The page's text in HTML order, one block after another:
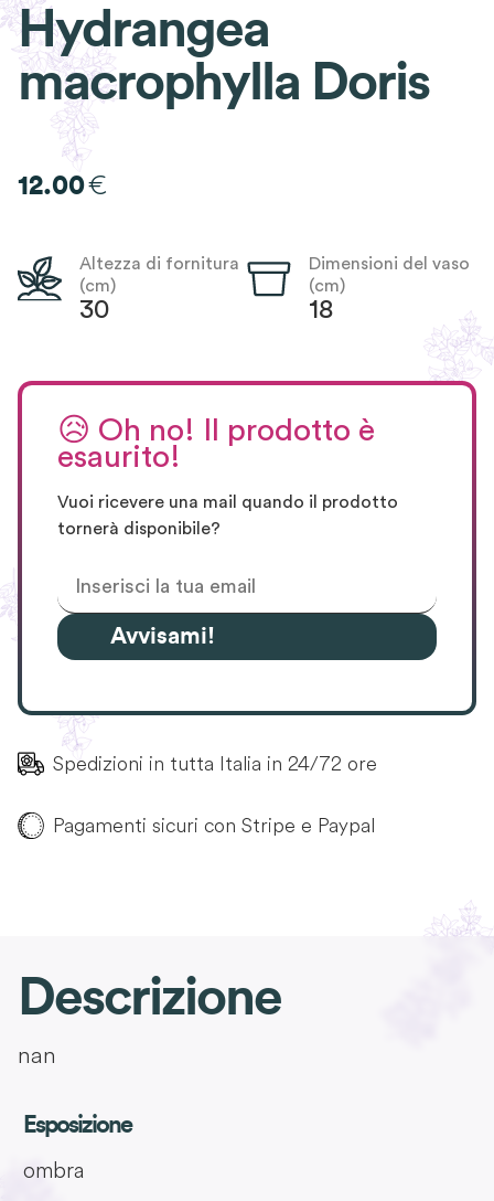
Hydrangea
macrophylla Doris
12.00€
Altezza di fornitura
(cm)
30
Dimensioni del vaso
(cm)
18
😥 Oh no! Il prodotto è
esaurito!
Vuoi ricevere una mail quando il prodotto
tornerà disponibile?
Avvisami!
Spedizioni in tutta Italia in 24/72 ore
Pagamenti sicuri con Stripe e Paypal
Descrizione
nan
Esposizione
ombra